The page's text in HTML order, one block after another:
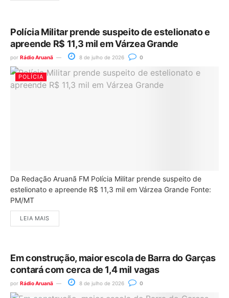
Polícia Militar prende suspeito de estelionato e
apreende R$ 11,3 mil em Várzea Grande
por Rádio Aruanã 8 de julho de 2026 0
POLÍCIA
Da Redação Aruanã FM Polícia Militar prende suspeito de
estelionato e apreende R$ 11,3 mil em Várzea Grande Fonte:
PM/MT
LEIA MAIS
Em construção, maior escola de Barra do Garças
contará com cerca de 1,4 mil vagas
por Rádio Aruanã 8 de julho de 2026 0